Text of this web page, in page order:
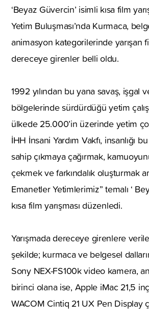
‘Beyaz Güvercin’ isimli kısa film
Yetim Buluşması’nda Kurmaca,
animasyon kategorilerinde yarışan
dereceye girenler belli oldu.
1992 yılından bu yana savaş, işgal
bölgelerinde sürdürdüğü yetim
ülkede 25.000’in üzerinde yetim
İHH İnsani Yardım Vakfı, insanlığı
sahip çıkmaya çağırmak,
çekmek ve farkındalık oluşturmak
Emanetler Yetimlerimiz” temalı ‘
kısa film yarışması düzenledi.
Yarışmada dereceye girenlere
şekilde; kurmaca ve belgesel
Sony NEX-FS100k video kamera,
birinci olana ise, Apple iMac 21,5
WACOM Cintiq 21 UX Pen Display